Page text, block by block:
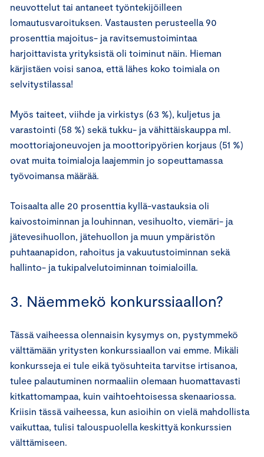
neuvottelut tai antaneet työntekijöilleen
lomautusvaroituksen. Vastausten perusteella 90
prosenttia majoitus- ja ravitsemustoimintaa
harjoittavista yrityksistä oli toiminut näin. Hieman
kärjistäen voisi sanoa, että lähes koko toimiala on
selvitystilassa!
Myös taiteet, viihde ja virkistys (63 %), kuljetus ja
varastointi (58 %) sekä tukku- ja vähittäiskauppa ml.
moottoriajoneuvojen ja moottoripyörien korjaus (51 %)
ovat muita toimialoja laajemmin jo sopeuttamassa
työvoimansa määrää.
Toisaalta alle 20 prosenttia kyllä-vastauksia oli
kaivostoiminnan ja louhinnan, vesihuolto, viemäri- ja
jätevesihuollon, jätehuollon ja muun ympäristön
puhtaanapidon, rahoitus ja vakuutustoiminnan sekä
hallinto- ja tukipalvelutoiminnan toimialoilla.
3. Näemmekö konkurssiaallon?
Tässä vaiheessa olennaisin kysymys on, pystymmekö
välttämään yritysten konkurssiaallon vai emme. Mikäli
konkursseja ei tule eikä työsuhteita tarvitse irtisanoa,
tulee palautuminen normaaliin olemaan huomattavasti
kitkattomampaa, kuin vaihtoehtoisessa skenaariossa.
Kriisin tässä vaiheessa, kun asioihin on vielä mahdollista
vaikuttaa, tulisi talouspuolella keskittyä konkurssien
välttämiseen.